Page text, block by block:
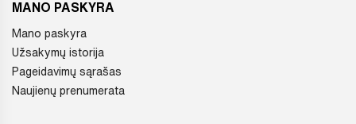
MANO PASKYRA
Mano paskyra
Užsakymų istorija
Pageidavimų sąrašas
Naujienų prenumerata